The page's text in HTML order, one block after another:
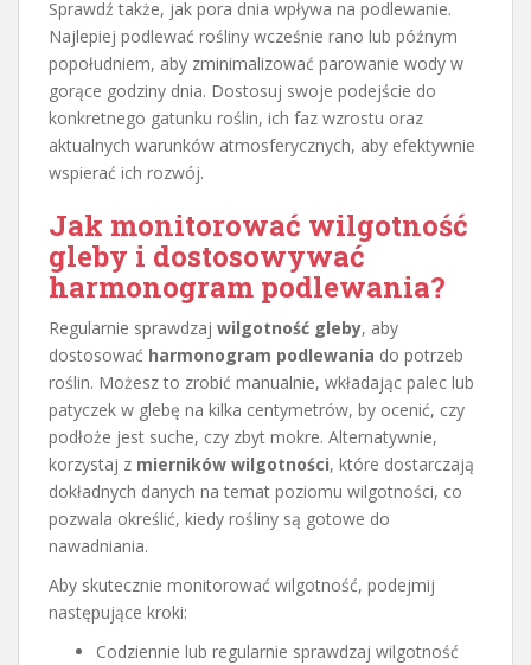
Sprawdź także, jak pora dnia wpływa na podlewanie.
Najlepiej podlewać rośliny wcześnie rano lub późnym
popołudniem, aby zminimalizować parowanie wody w
gorące godziny dnia. Dostosuj swoje podejście do
konkretnego gatunku roślin, ich faz wzrostu oraz
aktualnych warunków atmosferycznych, aby efektywnie
wspierać ich rozwój.
Jak monitorować wilgotność
gleby i dostosowywać
harmonogram podlewania?
Regularnie sprawdzaj wilgotność gleby, aby
dostosować harmonogram podlewania do potrzeb
roślin. Możesz to zrobić manualnie, wkładając palec lub
patyczek w glebę na kilka centymetrów, by ocenić, czy
podłoże jest suche, czy zbyt mokre. Alternatywnie,
korzystaj z mierników wilgotności, które dostarczają
dokładnych danych na temat poziomu wilgotności, co
pozwala określić, kiedy rośliny są gotowe do
nawadniania.
Aby skutecznie monitorować wilgotność, podejmij
następujące kroki:
Codziennie lub regularnie sprawdzaj wilgotność